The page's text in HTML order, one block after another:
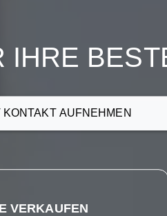
KONTAKT AUFNEHMEN
VERKAUFEN